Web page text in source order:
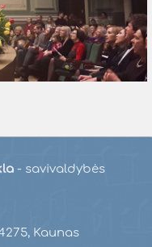
- savivaldybės
Kaunas